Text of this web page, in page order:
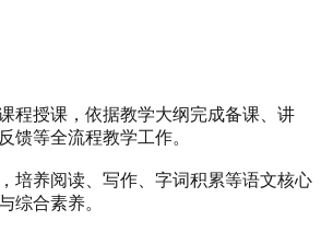
程授课，依据教学大纲完成备课、讲
馈等全流程教学工作。
培养阅读、写作、字词积累等语文核心
综合素养。